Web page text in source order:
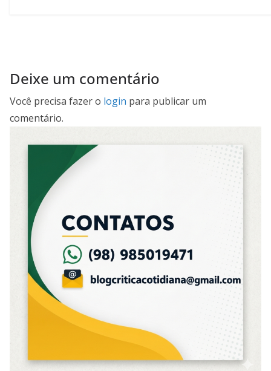
Deixe um comentário
Você precisa fazer o login para publicar um
comentário.